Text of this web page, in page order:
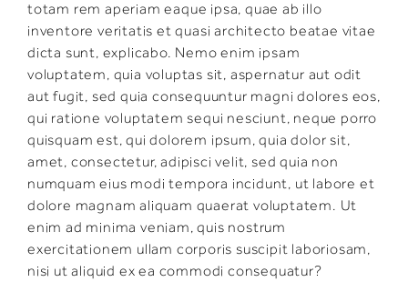
totam rem aperiam eaque ipsa, quae ab illo
inventore veritatis et quasi architecto beatae vitae
dicta sunt, explicabo. Nemo enim ipsam
voluptatem, quia voluptas sit, aspernatur aut odit
aut fugit, sed quia consequuntur magni dolores eos,
qui ratione voluptatem sequi nesciunt, neque porro
quisquam est, qui dolorem ipsum, quia dolor sit,
amet, consectetur, adipisci velit, sed quia non
numquam eius modi tempora incidunt, ut labore et
dolore magnam aliquam quaerat voluptatem. Ut
enim ad minima veniam, quis nostrum
exercitationem ullam corporis suscipit laboriosam,
nisi ut aliquid ex ea commodi consequatur?